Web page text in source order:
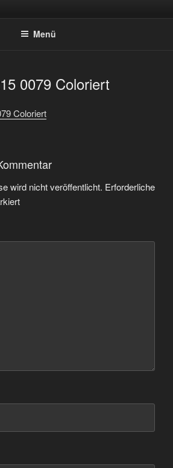
HOLTWICK
Menü
0079 Coloriert
wird nicht veröffentlicht. Erforderliche